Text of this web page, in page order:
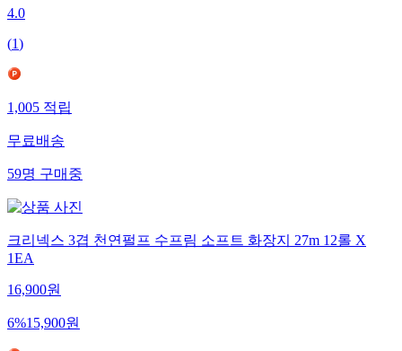
4.0
(1)
1,005적립
무료배송
59명구매중
크리넥스 3겹 천연펄프 수프림 소프트 화장지 27m 12롤 X
1EA
16,900원
6%15,900원